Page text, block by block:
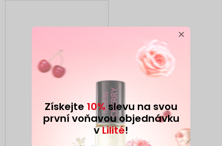
×
Získejte 10%slevu na svou
první voňavou objednávku
vLilité!